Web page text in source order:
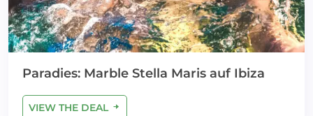
Paradies: Marble Stella Maris auf Ibiza
VIEW THE DEAL